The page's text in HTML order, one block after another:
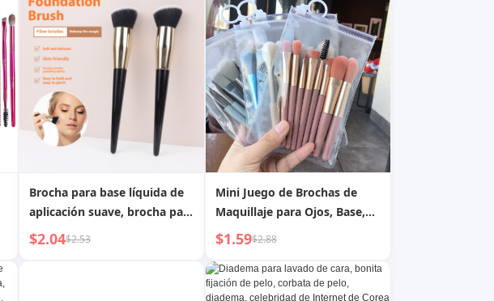
Brocha para base líquida de
aplicación suave, brocha para
contorno de pelo suave
inclinado
$2.04$2.53
Mini Juego de Brochas de
Maquillaje para Ojos, Base,
Rubor, Principiantes, Cerdas
Suaves, Portátil,
Herramientas de Belleza
$1.59$2.88